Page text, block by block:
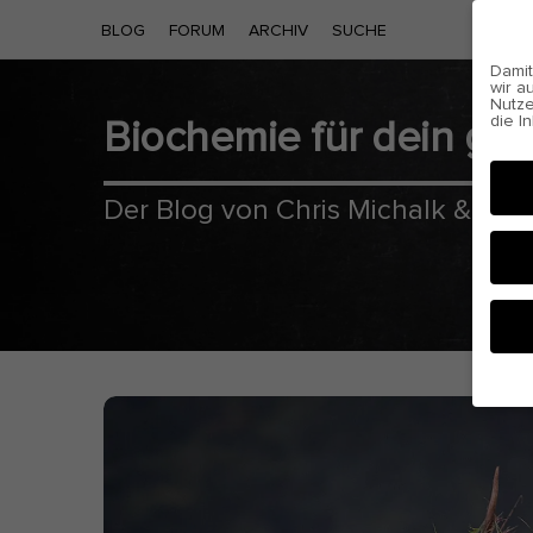
BLOG FORUM ARCHIV SUCHE
Biochemie für dein
Der Blog von Chris Michalk & Phil
wir
die